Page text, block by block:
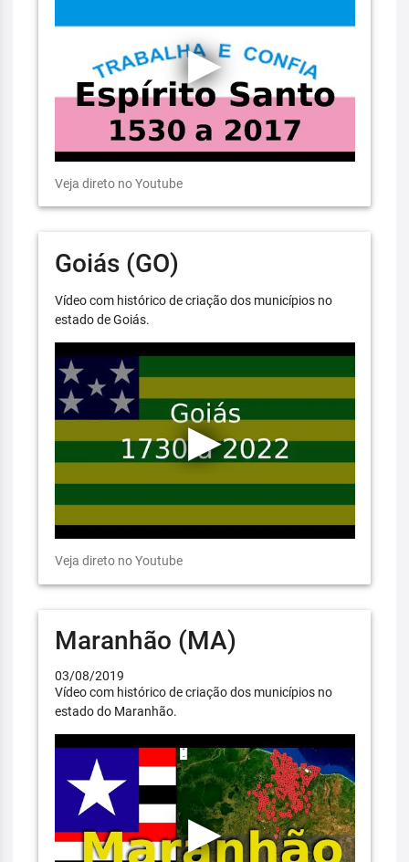
Veja direto no Youtube
Goiás (GO)
Vídeo com histórico de criação dos municípios no
estado de Goiás.
Veja direto no Youtube
Maranhão (MA)
03/08/2019
Vídeo com histórico de criação dos municípios no
estado do Maranhão.